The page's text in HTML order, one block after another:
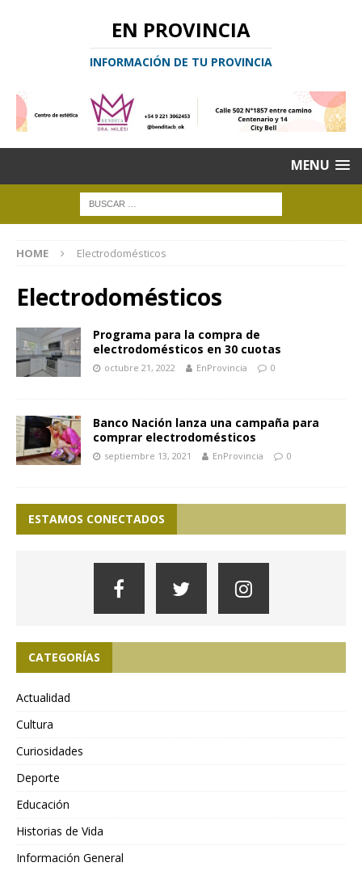
EN PROVINCIA
INFORMACIÓN DE TU PROVINCIA
MENU
HOME Electrodomésticos
Electrodomésticos
Programa para la compra de
electrodomésticos en 30 cuotas
octubre 21, 2022 EnProvincia 0
Banco Nación lanza una campaña para
comprar electrodomésticos
septiembre 13, 2021 EnProvincia 0
ESTAMOS CONECTADOS
CATEGORÍAS
Actualidad
Cultura
Curiosidades
Deporte
Educación
Historias de Vida
Información General